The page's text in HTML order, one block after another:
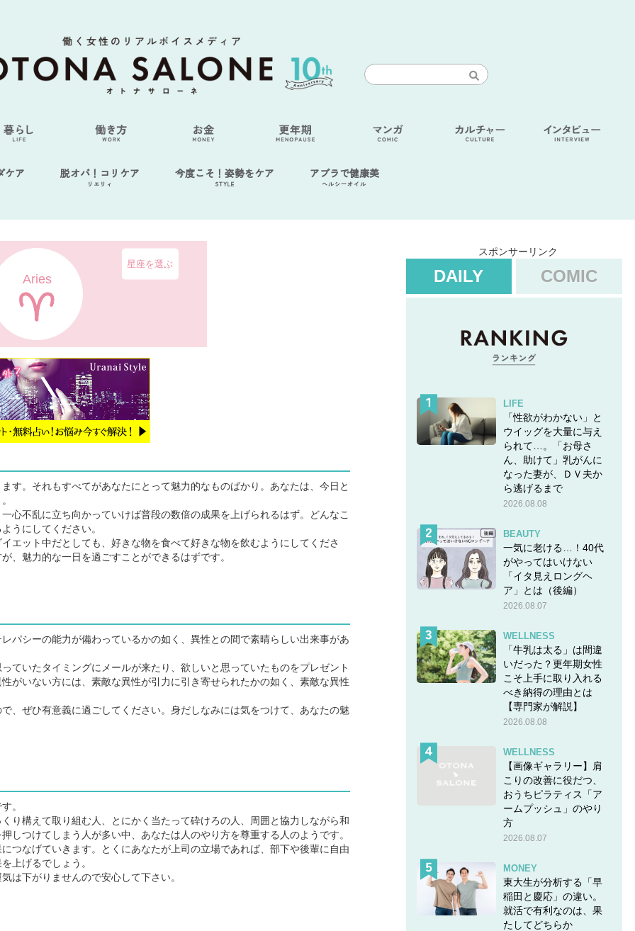
ケア 脱オバ！コリケア
リエリィ
今度こそ！姿勢をケア
STYLE
アブラで健康美
ヘルシーオイル
Aries
星座を選ぶ
。それもすべてがあなたにとって魅力的なものばかり。あなたは、今日と
不乱に立ち向かっていけば普段の数倍の成果を上げられるはず。どんなこ
うにしてください。
ット中だとしても、好きな物を食べて好きな物を飲むようにしてくださ
、魅力的な一日を過ごすことができるはずです。
シーの能力が備わっているかの如く、異性との間で素晴らしい出来事があ
いたタイミングにメールが来たり、欲しいと思っていたものをプレゼント
がいない方には、素敵な異性が引力に引き寄せられたかの如く、素敵な異性
ぜひ有意義に過ごしてください。身だしなみには気をつけて、あなたの魅
。
構えて取り組む人、とにかく当たって砕けろの人、周囲と協力しながら和
つけてしまう人が多い中、あなたは人のやり方を尊重する人のようです。
なげていきます。とくにあなたが上司の立場であれば、部下や後輩に自由
上げるでしょう。
下がりませんので安心して下さい。
スポンサーリンク
DAILY COMIC
LIFE
「性欲がわかない」と
ウイッグを大量に与え
られて…。「お母さ
ん、助けて」乳がんに
なった妻が、ＤＶ夫か
ら逃げるまで
2026.08.08
BEAUTY
一気に老ける…！40代
がやってはいけない
「イタ見えロングヘ
ア」とは（後編）
2026.08.07
WELLNESS
「牛乳は太る」は間違
いだった？更年期女性
こそ上手に取り入れる
べき納得の理由とは
【専門家が解説】
2026.08.08
WELLNESS
【画像ギャラリー】肩
こりの改善に役だつ、
おうちピラティス「ア
ームプッシュ」のやり
方
2026.08.07
MONEY
東大生が分析する「早
稲田と慶応」の違い。
就活で有利なのは、果
たしてどちらか